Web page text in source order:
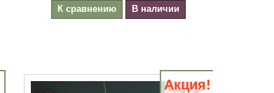
К сравнению В наличии
Акция!